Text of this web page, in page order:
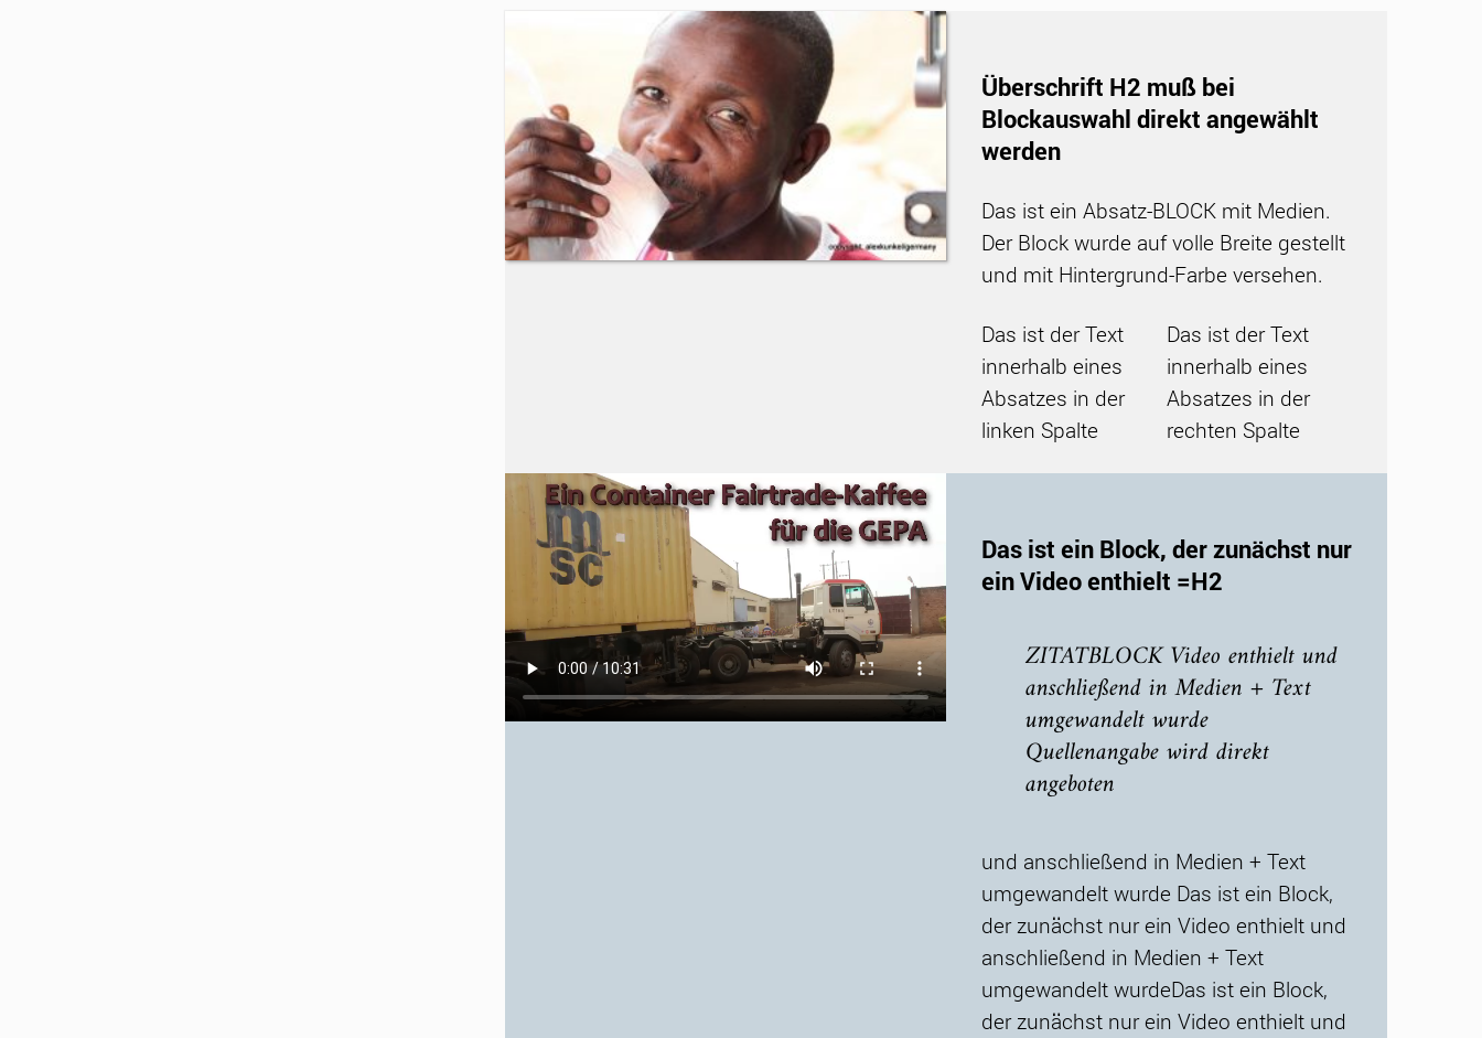
Überschrift H2 muß bei
Blockauswahl direkt angewählt
werden
Das ist ein Absatz-BLOCK mit Medien.
Der Block wurde auf volle Breite gestellt
und mit Hintergrund-Farbe versehen.
Das ist der Text
innerhalb eines
Absatzes in der
linken Spalte
Das ist der Text
innerhalb eines
Absatzes in der
rechten Spalte
Das ist ein Block, der zunächst nur
ein Video enthielt =H2
ZITATBLOCK Video enthielt und
anschließend in Medien + Text
umgewandelt wurde
Quellenangabe wird direkt
angeboten
und anschließend in Medien + Text
umgewandelt wurde Das ist ein Block,
der zunächst nur ein Video enthielt und
anschließend in Medien + Text
umgewandelt wurdeDas ist ein Block,
der zunächst nur ein Video enthielt und